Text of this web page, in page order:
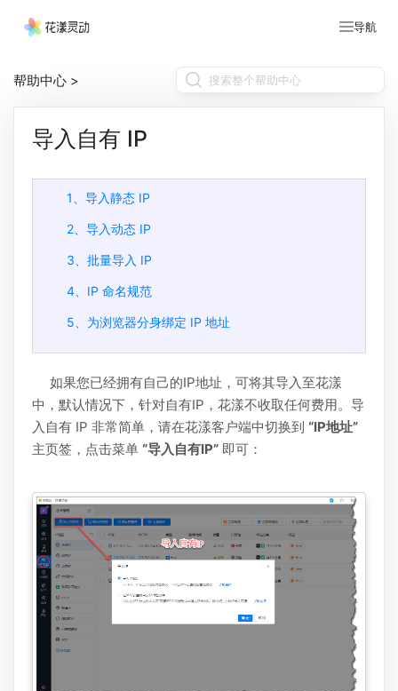
导航
帮助中心 >
导入自有 IP
1、导入静态 IP
2、导入动态 IP
3、批量导入 IP
4、IP 命名规范
5、为浏览器分身绑定 IP 地址
如果您已经拥有自己的IP地址，可将其导入至花漾
中，默认情况下，针对自有IP，花漾不收取任何费用。导
入自有 IP 非常简单，请在花漾客户端中切换到 “IP地址”
主页签，点击菜单 “导入自有IP” 即可：